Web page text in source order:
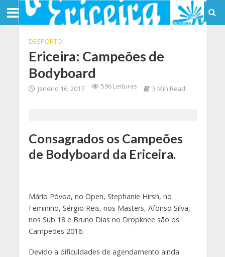
DESPORTO
Ericeira: Campeões de
Bodyboard
Janeiro 16, 2017 596 Leituras 3 Min Read
Consagrados os Campeões
de Bodyboard da Ericeira.
Mário Póvoa, no Open, Stephanie Hirsh, no
Feminino, Sérgio Reis, nos Masters, Afonso Silva,
nos Sub 18 e Bruno Dias no Dropknee são os
Campeões 2016.
Devido a dificuldades de agendamento ainda